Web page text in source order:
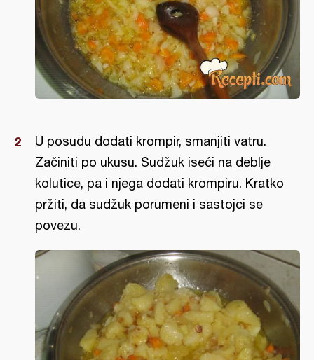
U posudu dodati krompir, smanjiti vatru.
Začiniti po ukusu. Sudžuk iseći na deblje
kolutice, pa i njega dodati krompiru. Kratko
pržiti, da sudžuk porumeni i sastojci se
povezu.